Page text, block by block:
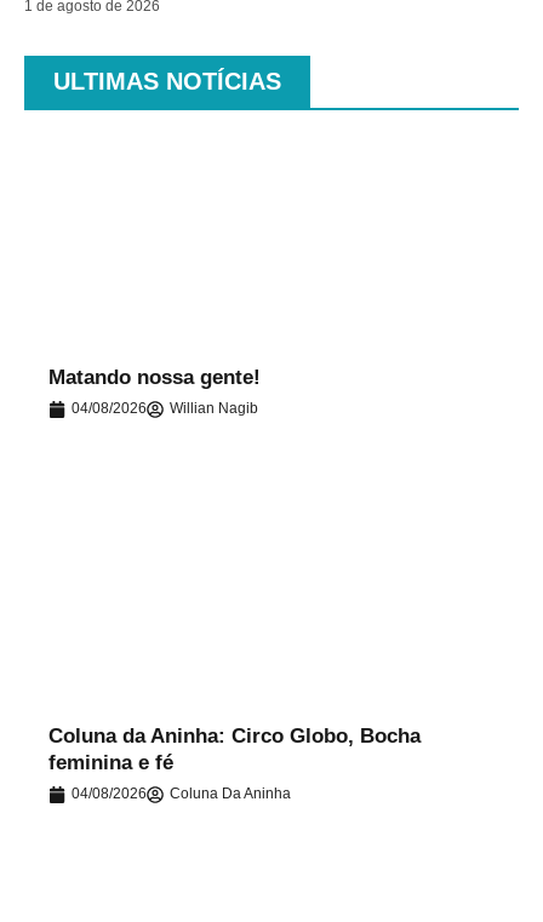
1 de agosto de 2026
ULTIMAS NOTÍCIAS
Matando nossa gente!
04/08/2026 Willian Nagib
Coluna da Aninha: Circo Globo, Bocha
feminina e fé
04/08/2026 Coluna Da Aninha